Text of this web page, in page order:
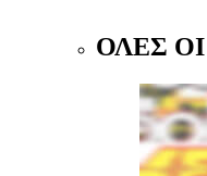
ΟΛΕΣ ΟΙ